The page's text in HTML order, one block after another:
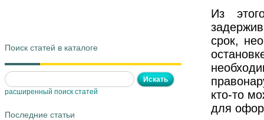
Поиск статей в каталоге
расширенный поиск статей
Последние статьи
Из
срок,
кто-то
для